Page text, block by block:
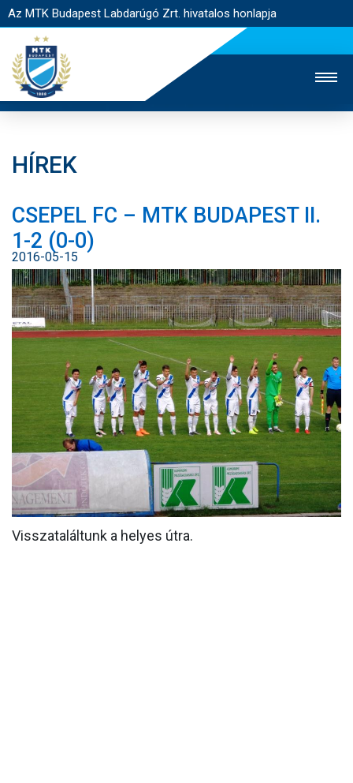
Az MTK Budapest Labdarúgó Zrt. hivatalos honlapja
JEGYÉRTÉKESÍTÉS
WEBSHOP
STADION
NYITÓLAP
HÍREK
CSAPATOK
MÉRKŐZÉSEK
KLUB
GALÉRIA
SZURKOLÓI ÉLMÉNYEK
AKKREDITÁCIÓ
HÍREK
CSEPEL FC – MTK BUDAPEST II.
1-2 (0-0)
2016-05-15
Visszataláltunk a helyes útra.